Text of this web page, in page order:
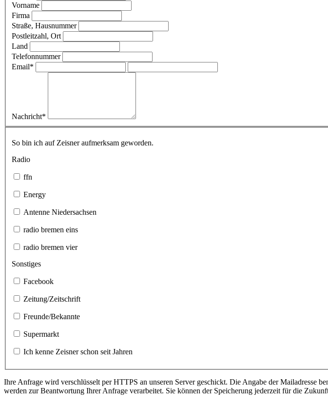
Vorname
Firma
Straße, Hausnummer
Postleitzahl, Ort
Land
Telefonnummer
Email*
Nachricht*
So bin ich auf Zeisner aufmerksam geworden.
Radio
ffn
Energy
Antenne Niedersachsen
radio bremen eins
radio bremen vier
Sonstiges
Facebook
Zeitung/Zeitschrift
Freunde/Bekannte
Supermarkt
Ich kenne Zeisner schon seit Jahren
Ihre Anfrage wird verschlüsselt per HTTPS an unseren Server geschickt. Die Angabe der Mailadresse
werden zur Beantwortung Ihrer Anfrage verarbeitet. Sie können der Speicherung jederzeit für die